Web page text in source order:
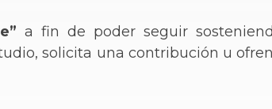
a fin de poder seguir
solicita una contribución u